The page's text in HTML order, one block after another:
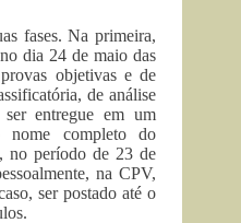
fases. Na primeira,
dia 24 de maio das
objetivas e de
de análise
entregue em um
nome completo do
no período de 23 de
na CPV,
ser postado até o